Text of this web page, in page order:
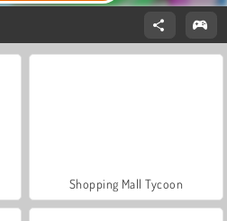
Shopping Mall Tycoon